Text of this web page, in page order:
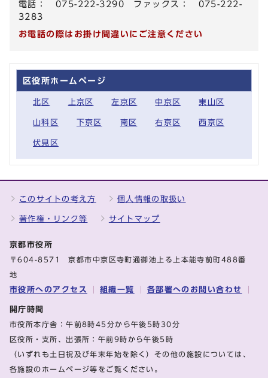
電話： 075-222-3290 ファックス： 075-222-
3283
お電話の際はお掛け間違いにご注意ください
区役所ホームページ
北区 上京区 左京区 中京区 東山区
山科区 下京区 南区 右京区 西京区
伏見区
このサイトの考え方 個人情報の取扱い
著作権・リンク等 サイトマップ
京都市役所
〒604-8571 京都市中京区寺町通御池上る上本能寺前町488番
地
市役所へのアクセス 組織一覧 各部署へのお問い合わせ
開庁時間
市役所本庁舎：午前8時45分から午後5時30分
区役所・支所、出張所：午前9時から午後5時
（いずれも土日祝及び年末年始を除く）その他の施設については、
各施設のホームページ等をご覧ください。